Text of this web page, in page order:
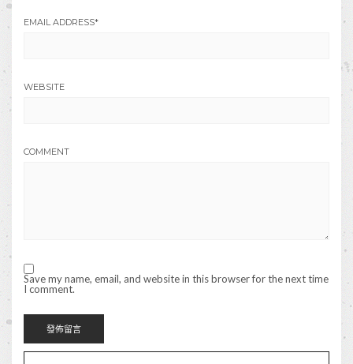
EMAIL ADDRESS*
WEBSITE
COMMENT
Save my name, email, and website in this browser for the next time
I comment.